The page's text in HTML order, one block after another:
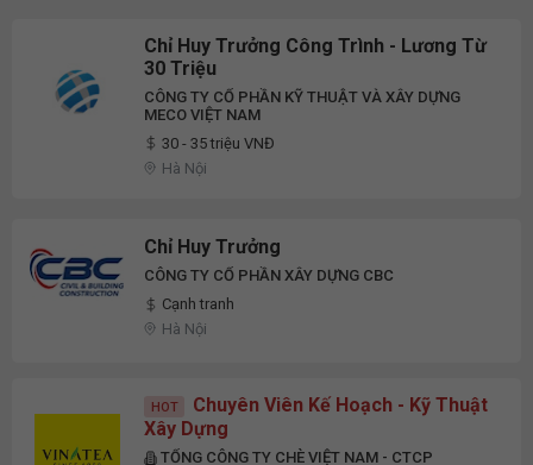
Chỉ Huy Trưởng Công Trình - Lương Từ
30 Triệu
CÔNG TY CỔ PHẦN KỸ THUẬT VÀ XÂY DỰNG
MECO VIỆT NAM
30 - 35 triệu VNĐ
Hà Nội
Chỉ Huy Trưởng
CÔNG TY CỔ PHẦN XÂY DỰNG CBC
Cạnh tranh
Hà Nội
HOT
Chuyên Viên Kế Hoạch - Kỹ Thuật
Xây Dựng
TỔNG CÔNG TY CHÈ VIỆT NAM - CTCP